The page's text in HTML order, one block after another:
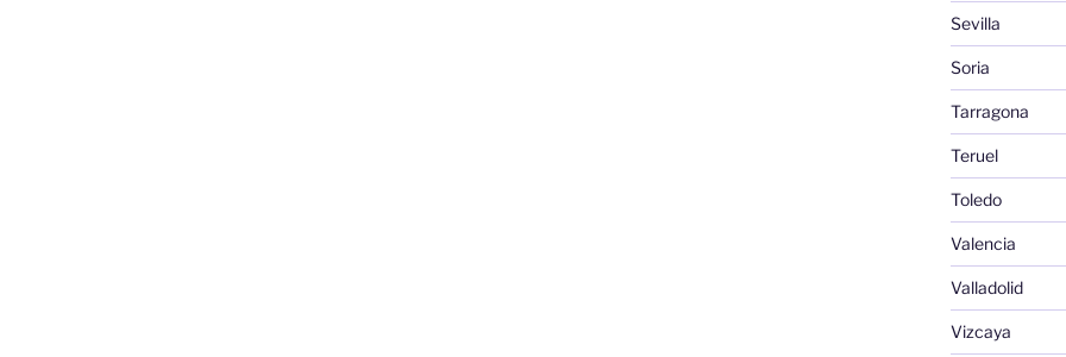
Sevilla
Soria
Tarragona
Teruel
Toledo
Valencia
Valladolid
Vizcaya